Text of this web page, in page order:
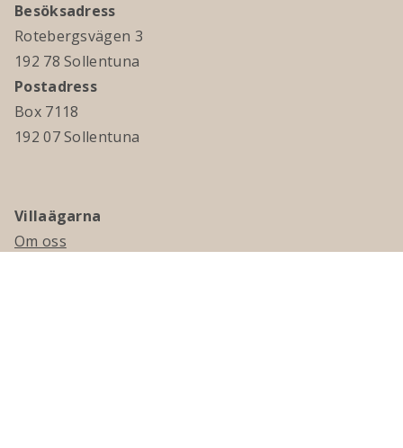
Besöksadress
Rotebergsvägen 3
192 78 Sollentuna
Postadress
Box 7118
192 07 Sollentuna
Villaägarna
Om oss